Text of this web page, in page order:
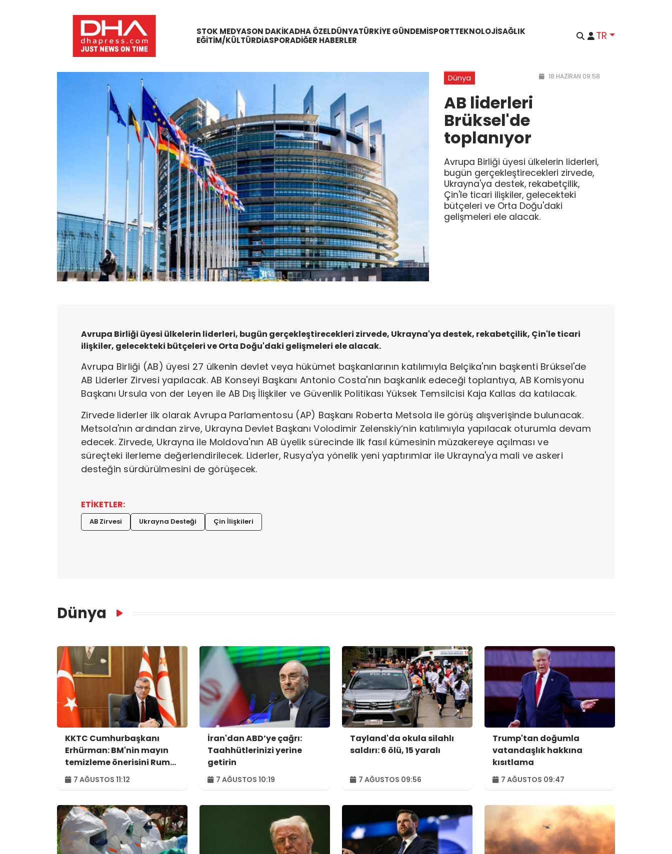
STOK MEDYASON DAKIKADHA ÖZELDÜNYATÜRKIYE GÜNDEMISPORTTEKNOLOJISAĞLIK
EĞITIM/KÜLTÜRDIASPORADIĞER HABERLER TR
Dünya 18 HAZIRAN 09:58
AB liderleri
Brüksel'de
toplanıyor
Avrupa Birliği üyesi ülkelerin liderleri,
bugün gerçekleştirecekleri zirvede,
Ukrayna'ya destek, rekabetçilik,
Çin'le ticari ilişkiler, gelecekteki
bütçeleri ve Orta Doğu'daki
gelişmeleri ele alacak.
Avrupa Birliği üyesi ülkelerin liderleri, bugün gerçekleştirecekleri zirvede, Ukrayna'ya destek, rekabetçilik, Çin'le ticari
ilişkiler, gelecekteki bütçeleri ve Orta Doğu'daki gelişmeleri ele alacak.
Avrupa Birliği (AB) üyesi 27 ülkenin devlet veya hükümet başkanlarının katılımıyla Belçika'nın başkenti Brüksel'de
AB Liderler Zirvesi yapılacak. AB Konseyi Başkanı Antonio Costa'nın başkanlık edeceği toplantıya, AB Komisyonu
Başkanı Ursula von der Leyen ile AB Dış İlişkiler ve Güvenlik Politikası Yüksek Temsilcisi Kaja Kallas da katılacak.
Zirvede liderler ilk olarak Avrupa Parlamentosu (AP) Başkanı Roberta Metsola ile görüş alışverişinde bulunacak.
Metsola'nın ardından zirve, Ukrayna Devlet Başkanı Volodimir Zelenskiy’nin katılımıyla yapılacak oturumla devam
edecek. Zirvede, Ukrayna ile Moldova'nın AB üyelik sürecinde ilk fasıl kümesinin müzakereye açılması ve
süreçteki ilerleme değerlendirilecek. Liderler, Rusya'ya yönelik yeni yaptırımlar ile Ukrayna'ya mali ve askeri
desteğin sürdürülmesini de görüşecek.
ETİKETLER:
AB Zirvesi Ukrayna Desteği Çin İlişkileri
Dünya
KKTC Cumhurbaşkanı
Erhürman: BM'nin mayın
temizleme önerisini Rum
tarafı reddetti
7 AĞUSTOS 11:12
İran'dan ABD’ye çağrı:
Taahhütlerinizi yerine
getirin
7 AĞUSTOS 10:19
Tayland'da okula silahlı
saldırı: 6 ölü, 15 yaralı
7 AĞUSTOS 09:56
Trump'tan doğumla
vatandaşlık hakkına
kısıtlama
7 AĞUSTOS 09:47